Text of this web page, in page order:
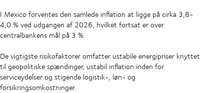
I Mexico forventes den samlede inflation at ligge på cirka 3,8-
4,0 % ved udgangen af 2026, hvilket fortsat er over
centralbankens mål på 3 %.
De vigtigste risikofaktorer omfatter ustabile energipriser knyttet
til geopolitiske spændinger, ustabil inflation inden for
serviceydelser og stigende logistik-, løn- og
forsikringsomkostninger.